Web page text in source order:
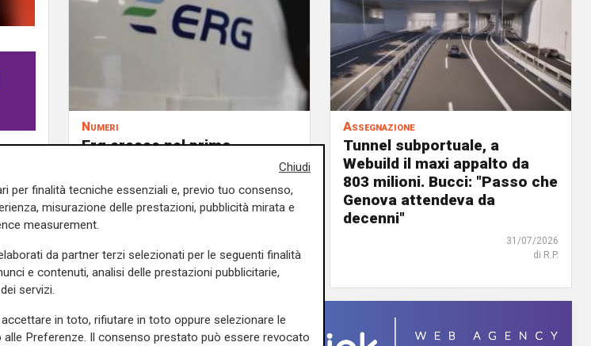
e
del
a
sfide
suo
Numeri
Erg cresce nel primo
semestre: ricavi a 409 milioni
e margine operativo lordo in
aumento del 9%
Assegnazione
Tunnel subportuale, a
Webuild il maxi appalto da
803 milioni. Bucci: "Passo che
Genova attendeva da
decenni"
31/07/2026
di R.P.
Chiudi
per finalità tecniche essenziali e, previo tuo consenso,
misurazione delle prestazioni, pubblicità mirata e
measurement.
da partner terzi selezionati per le seguenti finalità
e contenuti, analisi delle prestazioni pubblicitarie,
servizi.
in toto, rifiutare in toto oppure selezionare le
Preferenze. Il consenso prestato può essere revocato